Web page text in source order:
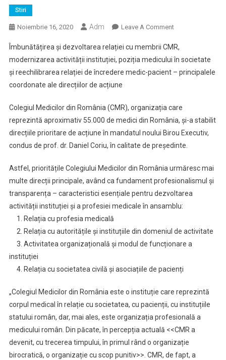
Stiri
Noiembrie 16, 2020 Adm Leave A CommentOn
Colegiului
Medicilor
Din
Mandatul
Noii
Conduceri
Îmbunătățirea și dezvoltarea relației cu membrii CMR,
modernizarea activității instituției, poziția medicului în societate
și reechilibrarea relației de încredere medic-pacient – principalele
coordonate ale direcțiilor de acțiune
Colegiul Medicilor din România (CMR), organizația care
reprezintă aproximativ 55.000 de medici din România, și-a stabilit
direcțiile prioritare de acțiune în mandatul noului Birou Executiv,
condus de prof. dr. Daniel Coriu, în calitate de președinte.
Astfel, prioritățile Colegiului Medicilor din România urmăresc mai
multe direcții principale, având ca fundament profesionalismul și
transparența – caracteristici esențiale pentru dezvoltarea
activității instituției și a profesiei medicale în ansamblu:
1. Relația cu profesia medicală
2. Relația cu autoritățile și instituțiile din domeniul de activitate
3. Activitatea organizațională și modul de funcționare a
instituției
4. Relația cu societatea civilă și asociațiile de pacienți
„Colegiul Medicilor din România este o instituție care reprezintă
corpul medical în relație cu societatea, cu pacienții, cu instituțiile
statului român, dar, mai ales, este organizația profesională a
medicului român. Din păcate, în percepția actuală <<CMR a
devenit, cu trecerea timpului, în primul rând o organizație
birocratică, o organizație cu scop punitiv>>. CMR, de fapt, a